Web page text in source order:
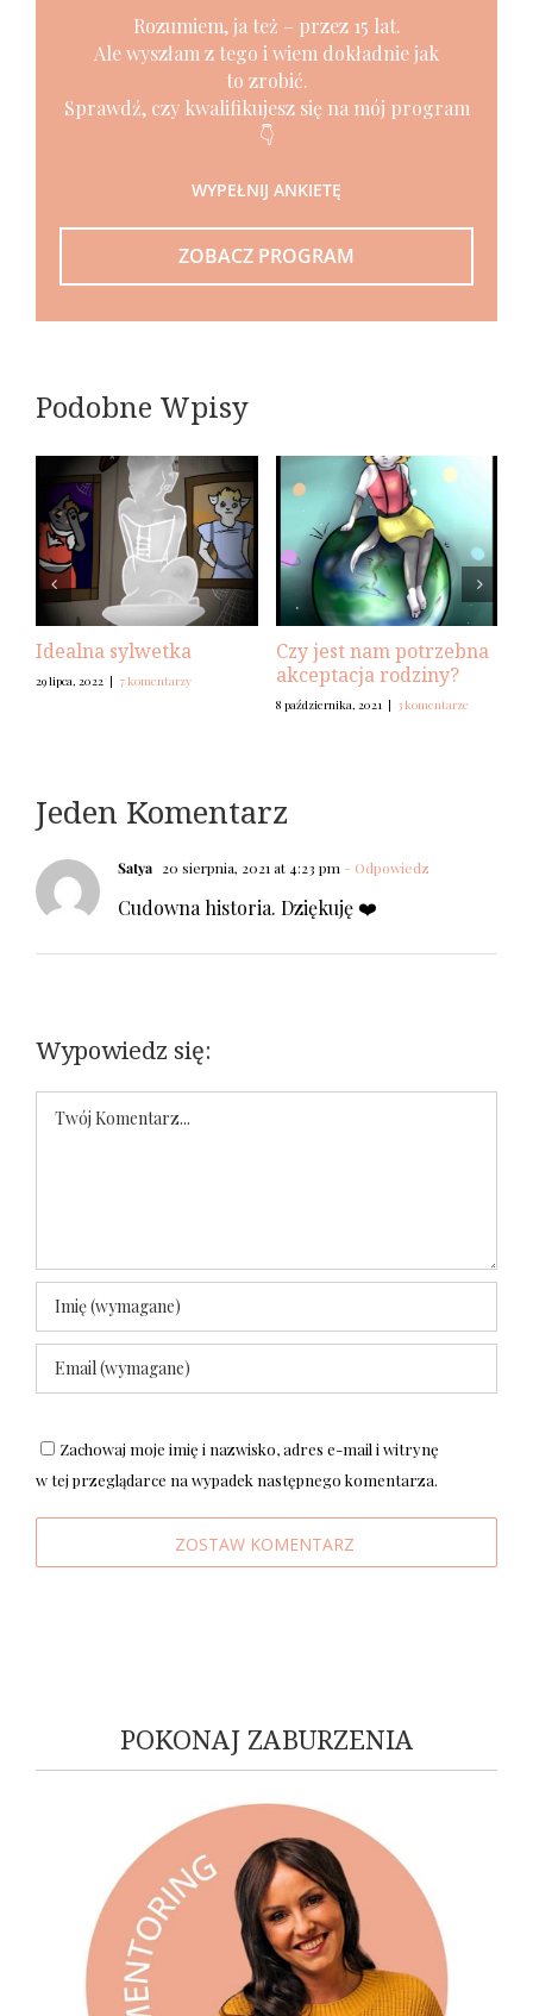
Rozumiem, ja też – przez 15 lat.
Ale wyszłam z tego i wiem dokładnie jak
to zrobić.
Sprawdź, czy kwalifikujesz się na mój program
👇
WYPEŁNIJ ANKIETĘ
ZOBACZ PROGRAM
Podobne Wpisy
Idealna sylwetka
29 lipca, 2022 | 7 komentarzy
Czy jest nam potrzebna
akceptacja rodziny?
8 października, 2021 | 3 komentarze
Jeden Komentarz
Satya 20 sierpnia, 2021 at 4:23 pm - Odpowiedz
Cudowna historia. Dziękuję ❤️
Wypowiedz się:
Komentarz
Zachowaj moje imię i nazwisko, adres e-mail i witrynę
w tej przeglądarce na wypadek następnego komentarza.
POKONAJ ZABURZENIA